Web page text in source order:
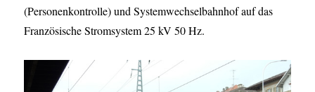
(Personenkontrolle) und Systemwechselbahnhof auf das
Französische Stromsystem 25 kV 50 Hz.